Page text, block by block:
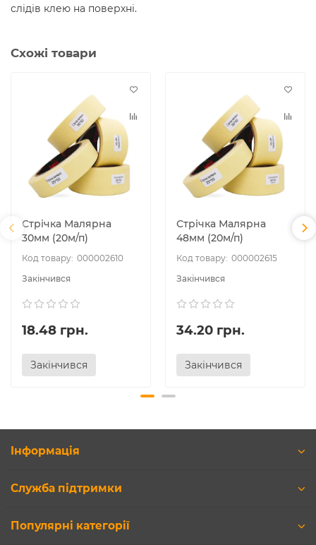
слідів клею на поверхні.
Схожі товари
Стрічка Малярна
30мм (20м/п)
000002610
Закінчився
18.48 грн.
Закінчився
Стрічка Малярна
48мм (20м/п)
000002615
Закінчився
34.20 грн.
Закінчився
Інформація
Служба підтримки
Популярні категорії